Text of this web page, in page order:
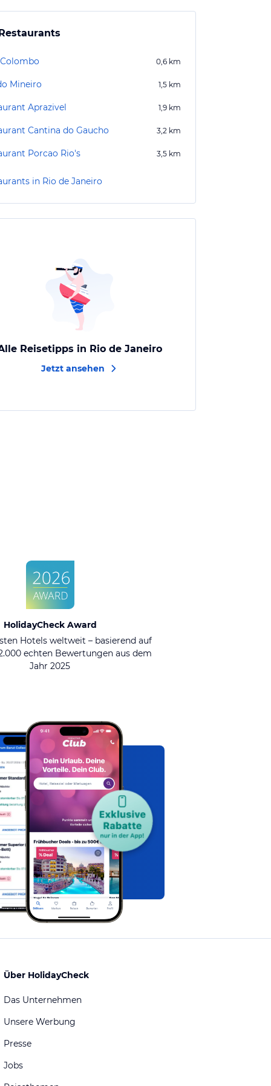
0,6 km
Mineiro 1,5 km
Aprazivel 1,9 km
Cantina do Gaucho 3,2 km
Porcao Rio's 3,5 km
in Rio de Janeiro
Reisetipps in Rio de Janeiro
Jetzt ansehen
HolidayCheck Award
Hotels weltweit – basierend auf
echten Bewertungen aus dem
Jahr 2025
Über HolidayCheck
Das Unternehmen
Unsere Werbung
Presse
Jobs